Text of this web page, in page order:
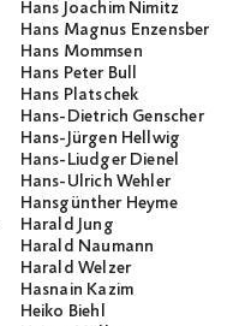
Hans Joachim Nimitz
Hans Magnus
Hans Mommsen
Hans Peter Bull
Hans Platschek
Hans-Dietrich Genscher
Hans-Jürgen Hellwig
Hans-Liudger Dienel
Hans-Ulrich Wehler
Hansgünther Heyme
Harald Jung
Harald Naumann
Harald Welzer
Hasnain Kazim
Heiko Biehl